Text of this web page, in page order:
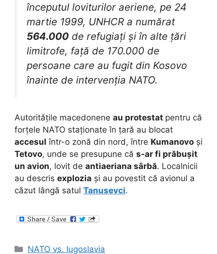
începutul loviturilor aeriene, pe 24
martie 1999, UNHCR a numărat
564.000 de refugiați și în alte țări
limitrofe, față de 170.000 de
persoane care au fugit din Kosovo
înainte de intervenția NATO.
Autoritățile macedonene au protestat pentru că
forțele NATO staționate în țară au blocat
accesul într-o zonă din nord, între Kumanovo și
Tetovo, unde se presupune că s-ar fi prăbușit
un avion, lovit de antiaeriana sârbă. Localnicii
au descris explozia și au povestit că avionul a
căzut lângă satul Tanusevci.
Categories
NATO vs. Iugoslavia